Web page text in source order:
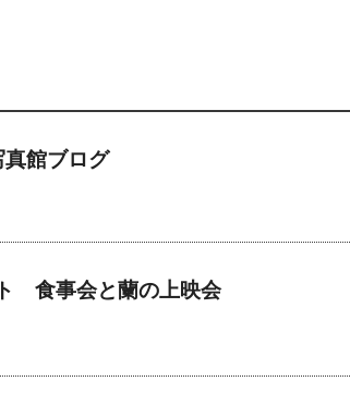
館ブログ
食事会と蘭の上映会